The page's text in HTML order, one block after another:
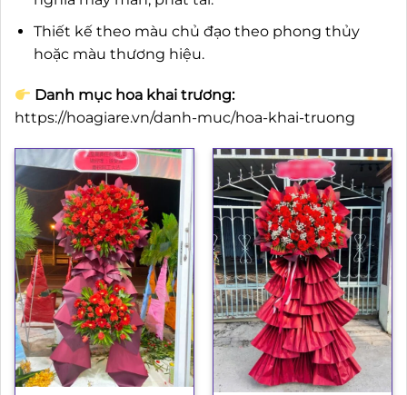
Thiết kế theo màu chủ đạo theo phong thủy
hoặc màu thương hiệu.
Danh mục hoa khai trương:
https://hoagiare.vn/danh-muc/hoa-khai-truong